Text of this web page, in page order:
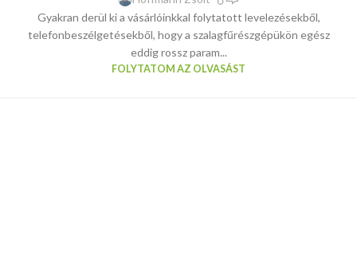
Gyakran derül ki a vásárlóinkkal folytatott levelezésekből,
telefonbeszélgetésekből, hogy a szalagfűrészgépükön egész
eddig rossz param...
FOLYTATOM AZ OLVASÁST